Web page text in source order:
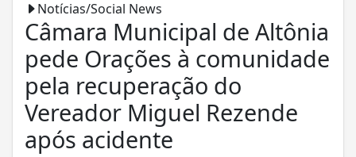
Notícias/Social News
Câmara Municipal de Altônia
pede Orações à comunidade
pela recuperação do
Vereador Miguel Rezende
após acidente